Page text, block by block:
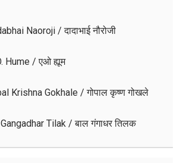
Naoroji / दादाभाई नौरोजी
Hume / एओ ह्यूम
Krishna Gokhale / गोपाल कृष्ण गोखले
Tilak / बाल गंगाधर तिलक